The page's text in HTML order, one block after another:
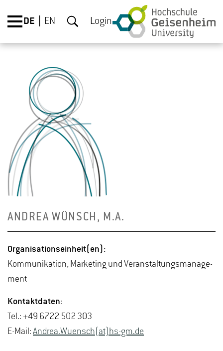
DE EN Login
AN­DREA WÜNSCH, M.A.
Or­ga­ni­sa­ti­ons­ein­heit(en):
Kom­mu­ni­ka­ti­on, Mar­ke­ting und Ver­an­stal­tungs­ma­nage­
ment
Kon­takt­da­ten:
Tel.: +49 6722 502 303
E-Mail: An­drea.Wu­ensch(at)hs-​gm.​de